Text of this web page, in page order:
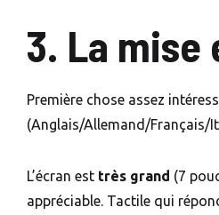
3. La mise
Première chose assez
(Anglais/Allemand/Français/
L’écran est très grand (7
appréciable. Tactile qui